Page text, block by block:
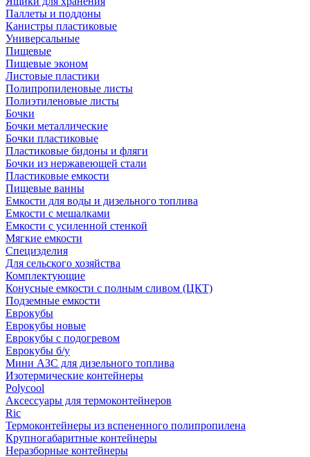
Паллеты и поддоны
Канистры пластиковые
Универсальные
Пищевые
Пищевые эконом
Листовые пластики
Полипропиленовые листы
Полиэтиленовые листы
Бочки
Бочки металлические
Бочки пластиковые
Пластиковые бидоны и фляги
Бочки из нержавеющей стали
Пластиковые емкости
Пищевые ванны
Емкости для воды и дизельного топлива
Емкости с мешалками
Емкости с усиленной стенкой
Мягкие емкости
Специзделия
Для сельского хозяйства
Комплектующие
Конусные емкости с полным сливом (ЦКТ)
Подземные емкости
Еврокубы
Еврокубы новые
Еврокубы с подогревом
Еврокубы б/у
Мини АЗС для дизельного топлива
Изотермические контейнеры
Polycool
Аксессуары для термоконтейнеров
Ric
Термоконтейнеры из вспененного полипропилена
Крупногабаритные контейнеры
Неразборные контейнеры